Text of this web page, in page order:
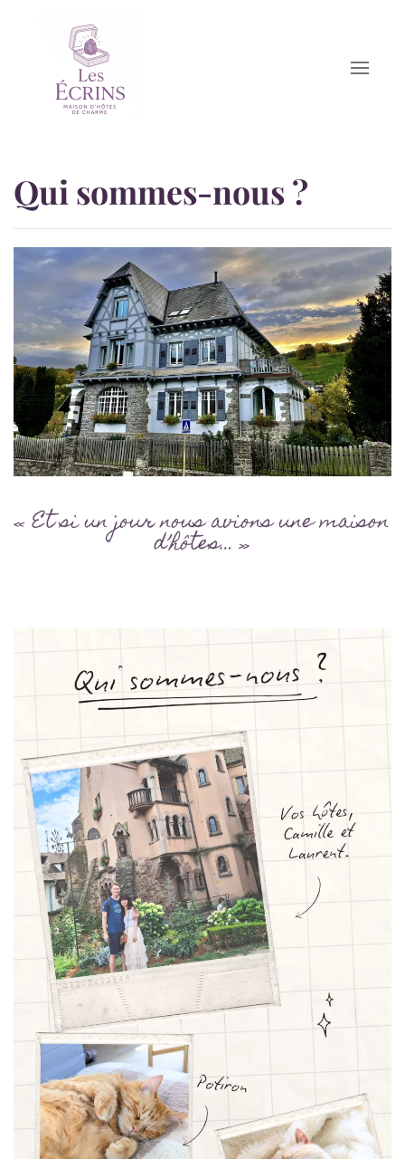
Accéder au contenu principal
Qui sommes-nous ?
« Et si un jour nous avions une maison
d’hôtes… »